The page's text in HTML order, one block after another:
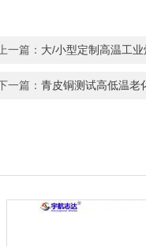
一篇： 大/小型定制高温工
一篇：青皮铜测试高低温老